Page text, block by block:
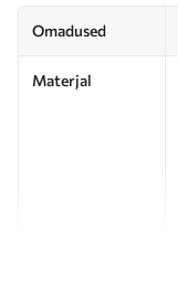
Omadused
Materjal